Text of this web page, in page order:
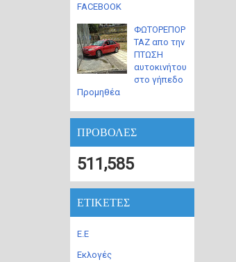
FACEBOOK
ΦΩΤΟΡΕΠΟΡ
ΤΑΖ απο την
ΠΤΩΣΗ
αυτοκινήτου
στο γήπεδο
Προμηθέα
ΠΡΟΒΟΛΕΣ
511,585
ΕΤΙΚΕΤΕΣ
Ε.Ε
Εκλογές